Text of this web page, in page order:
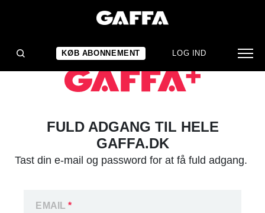
KØB ABONNEMENT LOG IND
FULD ADGANG TIL HELE
GAFFA.DK
Tast din e-mail og password for at få fuld adgang.
EMAIL*